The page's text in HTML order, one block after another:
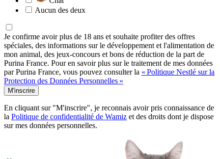
Aucun des deux
Je confirme avoir plus de 18 ans et souhaite profiter des offres
spéciales, des informations sur le développement et l'alimentation de
mon animal, des jeux-concours et bons de réduction de la part de
Purina France. Pour en savoir plus sur le traitement de mes données
par Purina France, vous pouvez consulter la « Politique Nestlé sur la
Protection des Données Personnelles »
M'inscrire
En cliquant sur "M'inscrire", je reconnais avoir pris connaissance de
la Politique de confidentialité de Wamiz et des droits dont je dispose
sur mes données personnelles.